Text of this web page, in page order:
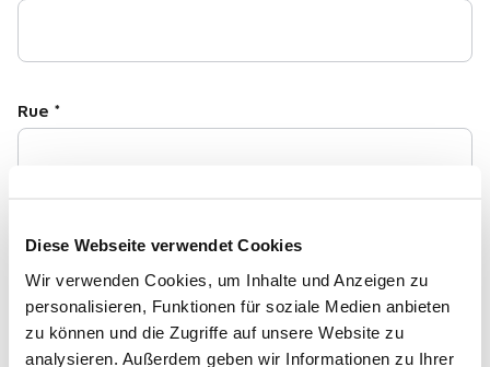
Diese Webseite verwendet Cookies
Wir verwenden Cookies, um Inhalte und Anzeigen zu
personalisieren, Funktionen für soziale Medien anbieten
zu können und die Zugriffe auf unsere Website zu
analysieren. Außerdem geben wir Informationen zu Ihrer
Rue *
Numéro de rue *